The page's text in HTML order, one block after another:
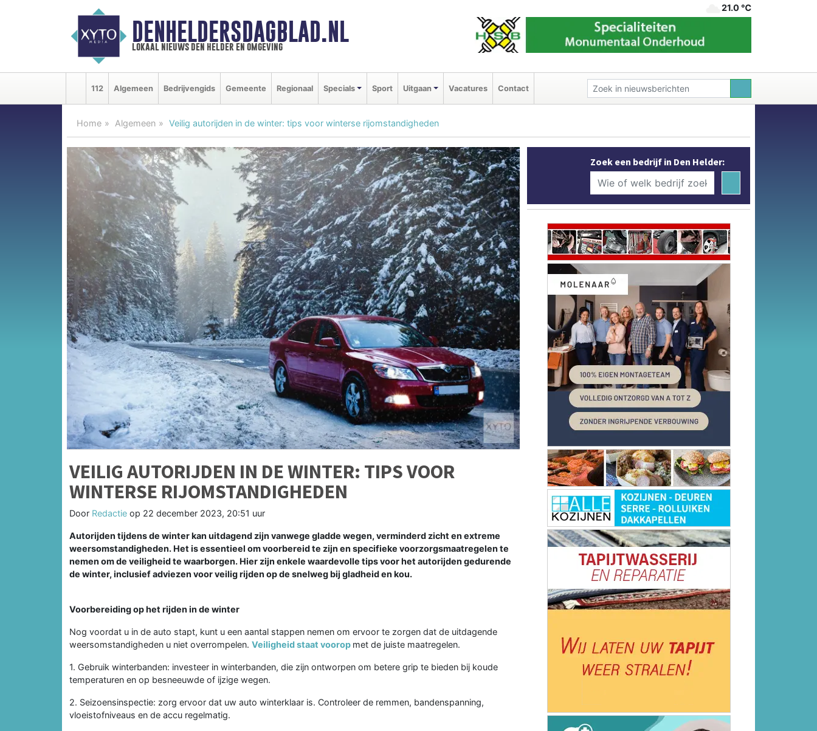
DENHELDERSDAGBLAD.NL
lokaal nieuws den helder en omgeving
21.0 ℃
112 Algemeen Bedrijvengids Gemeente Regionaal Specials Sport Uitgaan Vacatures Contact
Home Algemeen Veilig autorijden in de winter: tips voor winterse rijomstandigheden
VEILIG AUTORIJDEN IN DE WINTER: TIPS VOOR
WINTERSE RIJOMSTANDIGHEDEN
Door Redactie op 22 december 2023, 20:51 uur
Autorijden tijdens de winter kan uitdagend zijn vanwege gladde wegen, verminderd zicht en extreme
weersomstandigheden. Het is essentieel om voorbereid te zijn en specifieke voorzorgsmaatregelen te
nemen om de veiligheid te waarborgen. Hier zijn enkele waardevolle tips voor het autorijden gedurende
de winter, inclusief adviezen voor veilig rijden op de snelweg bij gladheid en kou.
Voorbereiding op het rijden in de winter
Nog voordat u in de auto stapt, kunt u een aantal stappen nemen om ervoor te zorgen dat de uitdagende
weersomstandigheden u niet overrompelen. Veiligheid staat voorop met de juiste maatregelen.
1. Gebruik winterbanden: investeer in winterbanden, die zijn ontworpen om betere grip te bieden bij koude
temperaturen en op besneeuwde of ijzige wegen.
2. Seizoensinspectie: zorg ervoor dat uw auto winterklaar is. Controleer de remmen, bandenspanning,
vloeistofniveaus en de accu regelmatig.
Zoek een bedrijf in Den Helder: